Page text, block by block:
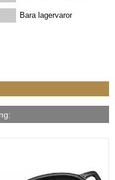
lagervarorBara lagervaror